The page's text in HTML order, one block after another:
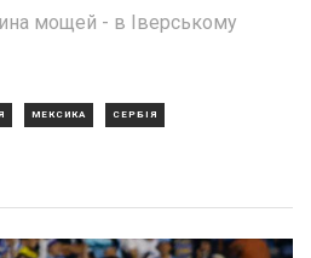
мощей - в Іверському
МЕКСИКА СЕРБІЯ